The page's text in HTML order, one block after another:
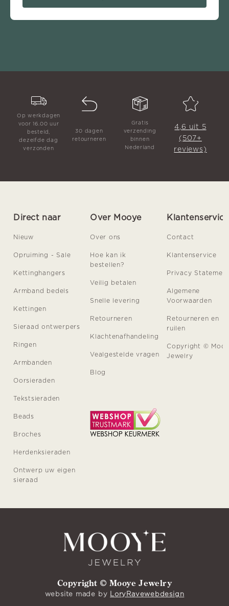
Op werkdagen
voor 16.00 uur
besteld,
dezelfde dag
verzonden
30 dagen
retourneren
Gratis
verzending
binnen
Nederland
4,6 uit 5
(507+
reviews)
Direct naar
Nieuw
Opruiming - Sale
Kettinghangers
Armband bedels
Kettingen
Sieraad ontwerpers
Ringen
Armbanden
Oorsieraden
Tekstsieraden
Beads
Broches
Herdenksieraden
Ontwerp uw eigen
sieraad
Over Mooye
Over ons
Hoe kan ik
bestellen?
Veilig betalen
Snelle levering
Retourneren
Klachtenafhandeling
Vealgestelde vragen
Blog
Klantenservice
Contact
Klantenservice
Privacy
Algemene
Voorwaarden
Retourneren en
ruilen
Copyright ©
Jewelry
Copyright © Mooye Jewelry
website made by LoryRavewebdesign